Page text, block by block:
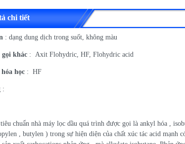
chi tiết
: dạng dung dịch trong suốt, không màu
gọi khác : Axit Flohydric, HF, Flohydric acid
học : HF
:
chuẩn nhà máy lọc dầu quá trình được gọi là ankyl hóa ,
, butylen ) trong sự hiện diện của chất xúc tác acid mạnh